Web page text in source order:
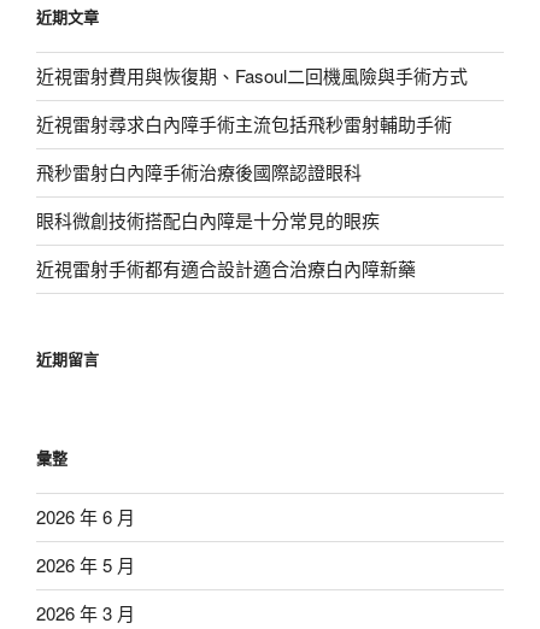
字:
近期文章
近視雷射費用與恢復期、Fasoul二回機風險與手術方式
近視雷射尋求白內障手術主流包括飛秒雷射輔助手術
飛秒雷射白內障手術治療後國際認證眼科
眼科微創技術搭配白內障是十分常見的眼疾
近視雷射手術都有適合設計適合治療白內障新藥
近期留言
彙整
2026 年 6 月
2026 年 5 月
2026 年 3 月